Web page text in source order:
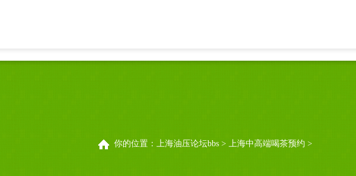
你的位置： 上海油压论坛bbs > 上海中高端喝茶预约 >